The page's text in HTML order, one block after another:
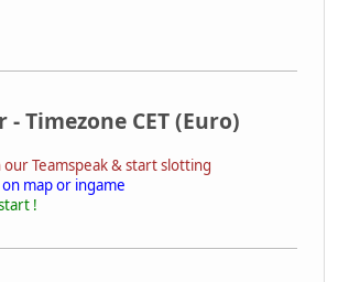
Timezone CET (Euro)
Teamspeak & start slotting
map or ingame
!